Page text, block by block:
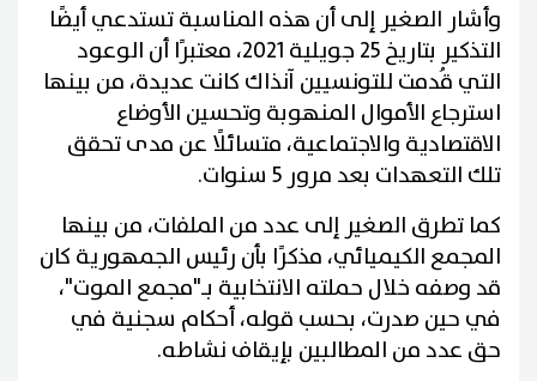
وأشار الصغير إلى أن هذه المناسبة تستدعي أيضًا
التذكير بتاريخ 25 جويلية 2021، معتبرًا أن الوعود
التي قُدمت للتونسيين آنذاك كانت عديدة، من بينها
استرجاع الأموال المنهوبة وتحسين الأوضاع
الاقتصادية والاجتماعية، متسائلًا عن مدى تحقق
تلك التعهدات بعد مرور 5 سنوات.
كما تطرق الصغير إلى عدد من الملفات، من بينها
المجمع الكيميائي، مذكرًا بأن رئيس الجمهورية كان
قد وصفه خلال حملته الانتخابية بـ"مجمع الموت"،
في حين صدرت، بحسب قوله، أحكام سجنية في
حق عدد من المطالبين بإيقاف نشاطه.